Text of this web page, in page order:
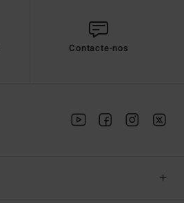
Contacte-nos